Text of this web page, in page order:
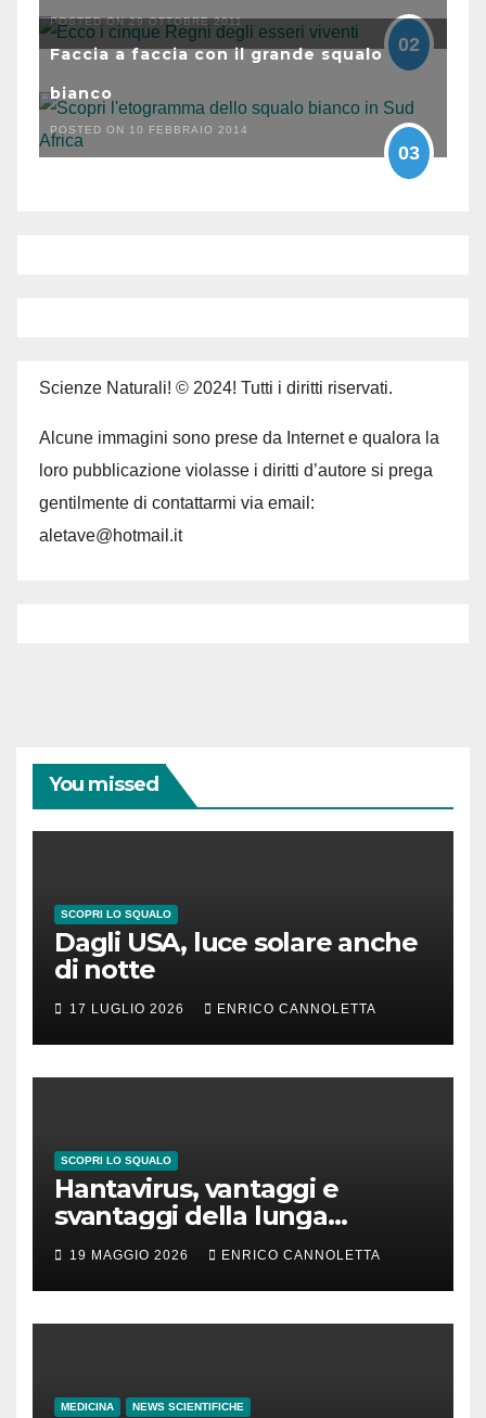
POSTED ON 29 OTTOBRE 2011
02
Faccia a faccia con il grande squalo
bianco
POSTED ON 10 FEBBRAIO 2014
03
Scienze Naturali! © 2024! Tutti i diritti riservati.
Alcune immagini sono prese da Internet e qualora la
loro pubblicazione violasse i diritti d’autore si prega
gentilmente di contattarmi via email:
aletave@hotmail.it
You missed
SCOPRI LO SQUALO
Dagli USA, luce solare anche
di notte
17 LUGLIO 2026 ENRICO CANNOLETTA
SCOPRI LO SQUALO
Hantavirus, vantaggi e
svantaggi della lunga
incubazione
19 MAGGIO 2026 ENRICO CANNOLETTA
MEDICINA NEWS SCIENTIFICHE